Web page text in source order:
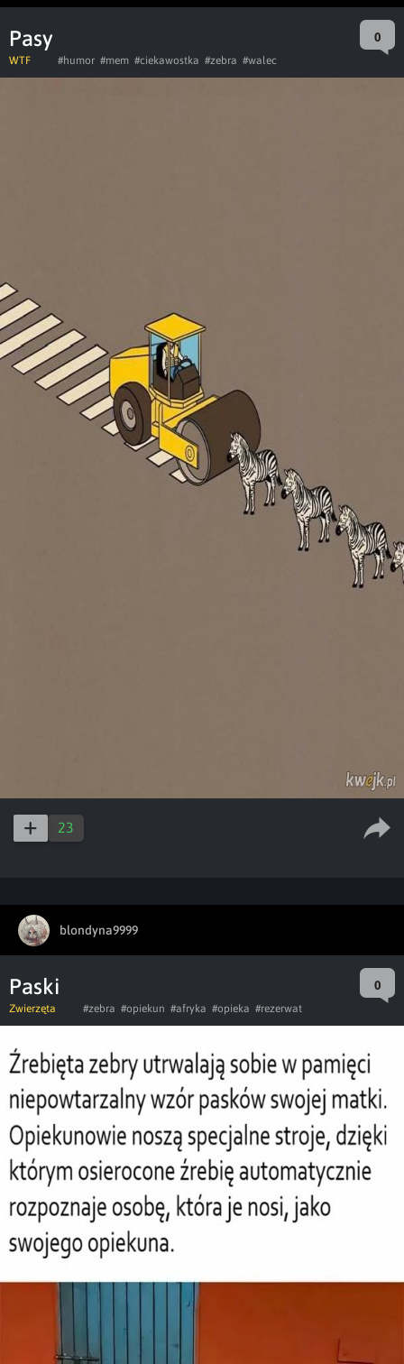
Pasy 0
WTF #humor #mem #ciekawostka #zebra #walec
23
blondyna9999
Paski 0
Zwierzęta #zebra #opiekun #afryka #opieka #rezerwat